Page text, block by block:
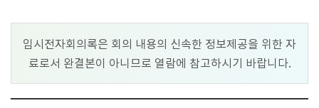
식
의
정
활
임시전자회의록은 회의 내용의 신속한 정보제공을 위한 자
료로서 완결본이 아니므로 열람에 참고하시기 바랍니다.